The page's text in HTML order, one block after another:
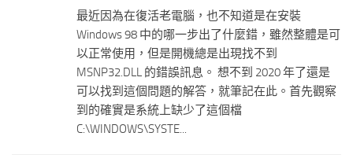
最近因為在復活老電腦，也不知道是在安裝
Windows 98 中的哪一步出了什麼錯，雖然整體是可
以正常使用，但是開機總是出現找不到
MSNP32.DLL 的錯誤訊息。 想不到 2020 年了還是
可以找到這個問題的解答，就筆記在此。首先觀察
到的確實是系統上缺少了這個檔
C:\WINDOWS\SYSTE...